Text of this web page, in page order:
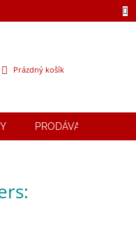
NÁKUPNÍ
Prázdný košík
PRODÁVANÉ ZNAČKY